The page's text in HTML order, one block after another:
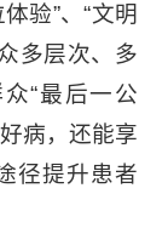
体验”、“文明
多层次、多
“最后一公
病，还能享
径提升患者